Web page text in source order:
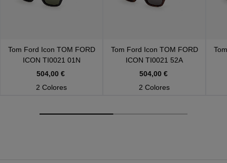
Tom Ford Icon TOM FORD
ICON TI0021 01N
504,00 €
2 Colores
Tom Ford Icon TOM FORD
ICON TI0021 52A
504,00 €
2 Colores